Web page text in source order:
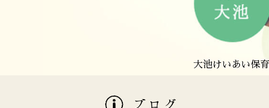
愛宕けいあい保
さわら福祉会は、福岡
大池けいあい保
ブログ